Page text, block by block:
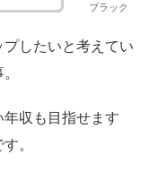
ブラック
したいと考えてい
収も目指せます
。